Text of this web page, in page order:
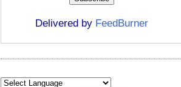
Delivered by FeedBurner